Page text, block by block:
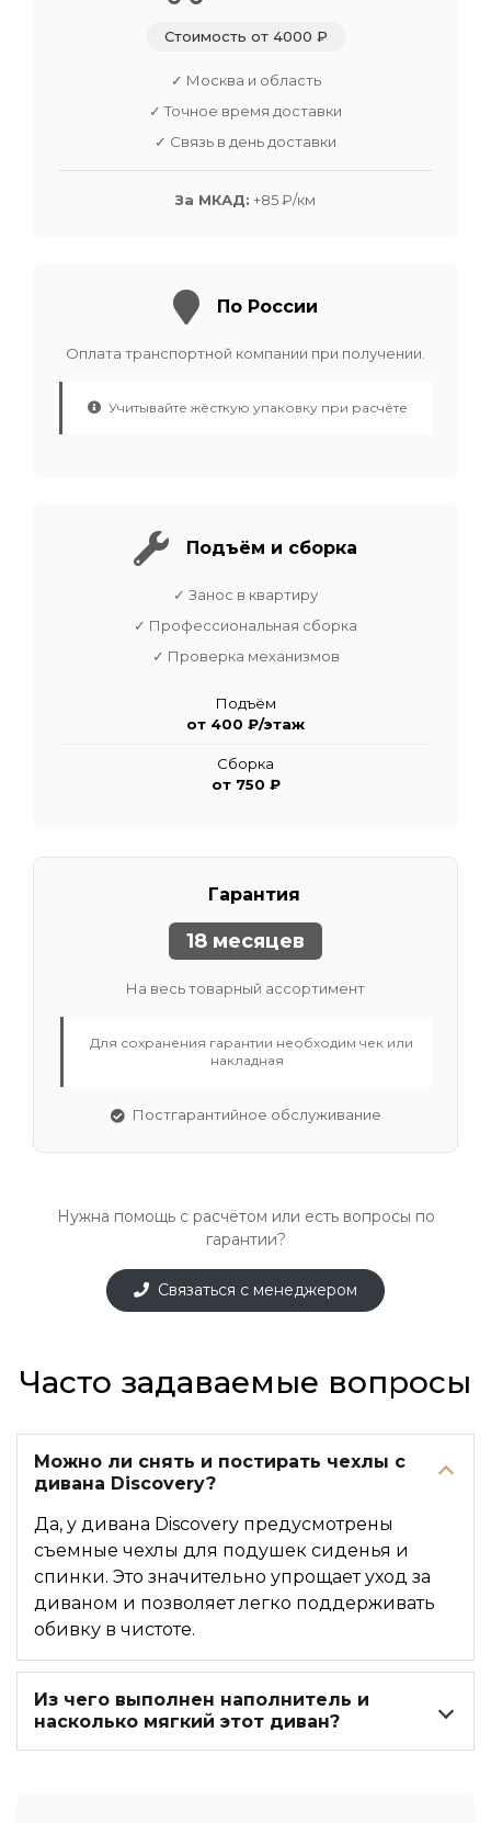
Стоимость от 4000 ₽
✓ Москва и область
✓ Точное время доставки
✓ Связь в день доставки
За МКАД: +85 ₽/км
По России
Оплата транспортной компании при получении.
Учитывайте жёсткую упаковку при расчёте
Подъём и сборка
✓ Занос в квартиру
✓ Профессиональная сборка
✓ Проверка механизмов
Подъём
от 400 ₽/этаж
Сборка
от 750 ₽
Гарантия
18 месяцев
На весь товарный ассортимент
Для сохранения гарантии необходим чек или
накладная
Постгарантийное обслуживание
Нужна помощь с расчётом или есть вопросы по
гарантии?
Связаться с менеджером
Часто задаваемые вопросы
Можно ли снять и постирать чехлы с
дивана Discovery?
Да, у дивана Discovery предусмотрены
съемные чехлы для подушек сиденья и
спинки. Это значительно упрощает уход за
диваном и позволяет легко поддерживать
обивку в чистоте.
Из чего выполнен наполнитель и
насколько мягкий этот диван?